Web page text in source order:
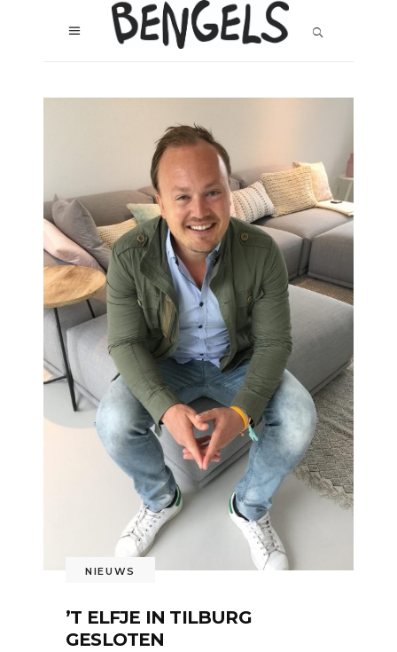
NIEUWS
’T ELFJE IN TILBURG
GESLOTEN